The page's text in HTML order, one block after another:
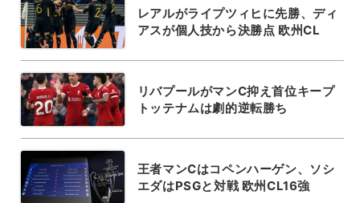
レアルがライプツィヒに先勝、ディ
アスが個人技から決勝点 欧州CL
リバプールがマンC抑え首位キープ
トッテナムは劇的逆転勝ち
王者マンCはコペンハーゲン、ソシ
エダはPSGと対戦 欧州CL16強